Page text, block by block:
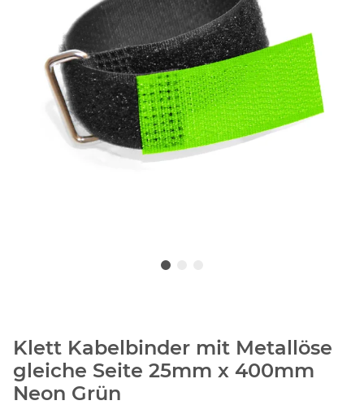
Klett Kabelbinder mit Metallöse
gleiche Seite 25mm x 400mm
Neon Grün